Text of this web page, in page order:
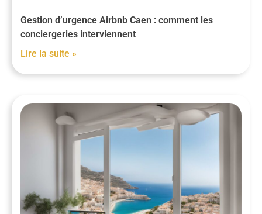
Gestion d’urgence Airbnb Caen : comment les
conciergeries interviennent
Lire la suite »